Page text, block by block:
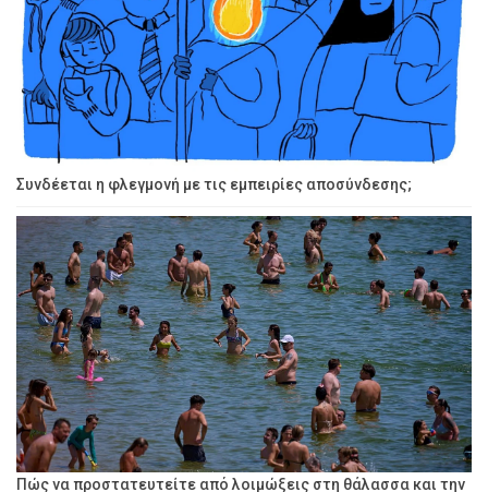
Συνδέεται η φλεγμονή με τις εμπειρίες αποσύνδεσης;
Πώς να προστατευτείτε από λοιμώξεις στη θάλασσα και την